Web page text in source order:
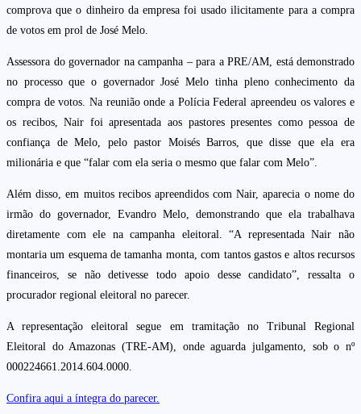
comprova que o dinheiro da empresa foi usado ilicitamente para a compra
de votos em prol de José Melo.
Assessora do governador na campanha – para a PRE/AM, está demonstrado
no processo que o governador José Melo tinha pleno conhecimento da
compra de votos. Na reunião onde a Polícia Federal apreendeu os valores e
os recibos, Nair foi apresentada aos pastores presentes como pessoa de
confiança de Melo, pelo pastor Moisés Barros, que disse que ela era
milionária e que “falar com ela seria o mesmo que falar com Melo”.
Além disso, em muitos recibos apreendidos com Nair, aparecia o nome do
irmão do governador, Evandro Melo, demonstrando que ela trabalhava
diretamente com ele na campanha eleitoral. “A representada Nair não
montaria um esquema de tamanha monta, com tantos gastos e altos recursos
financeiros, se não detivesse todo apoio desse candidato”, ressalta o
procurador regional eleitoral no parecer.
A representação eleitoral segue em tramitação no Tribunal Regional
Eleitoral do Amazonas (TRE-AM), onde aguarda julgamento, sob o nº
000224661.2014.604.0000.
Confira aqui a íntegra do parecer.